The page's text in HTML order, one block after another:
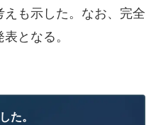
えも示した。なお、完全
となる。
た。